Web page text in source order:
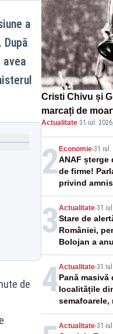
a
de
Cristi Chivu și
marcați de
„O legendă a
Actualitate·31 iul.
2Economie-31 iul.
ANAF șterge
de firme!
privind
3 Actualitate-31
Stare de
României,
Bolojan a
restricții –
4Actualitate-31
Pană
localitățile
semafoarele,
afectate
Actualitate-31